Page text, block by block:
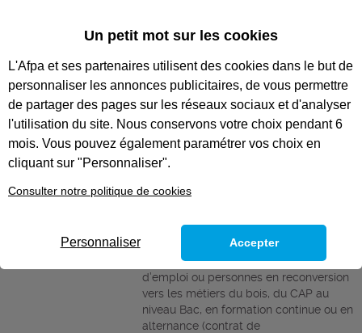
Fil info
Saint-Malo : zoom
sur les formations
du pôle bois &
menuiserie
connu pour son expertise en bâtiment
aujourd’hui l’attractivité de son pôle Bois-
Menuiserie. Ce dispositif permet
d’accompagner salariés, demandeurs
d’emploi ou personnes en reconversion
vers les métiers du bois, du CAP au
niveau Bac, en formation continue ou en
alternance (contrat de
Un petit mot sur les cookies
L'Afpa et ses partenaires utilisent des cookies dans le but de
personnaliser les annonces publicitaires, de vous permettre
de partager des pages sur les réseaux sociaux et d'analyser
l'utilisation du site. Nous conservons votre choix pendant 6
mois. Vous pouvez également paramétrer vos choix en
cliquant sur "Personnaliser".
Consulter notre politique de cookies
Personnaliser Accepter